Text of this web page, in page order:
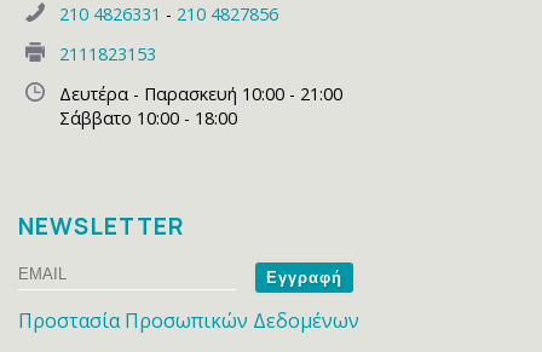
210 4826331 - 210 4827856
2111823153
Δευτέρα - Παρασκευή 10:00 - 21:00
Σάββατο 10:00 - 18:00
NEWSLETTER
Email
Name
Προστασία Προσωπικών Δεδομένων